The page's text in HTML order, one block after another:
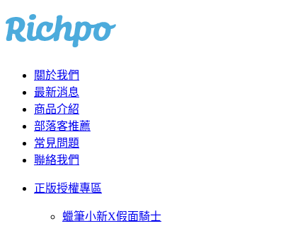
關於我們
最新消息
商品介紹
部落客推薦
常見問題
聯絡我們
正版授權專區
蠟筆小新X假面騎士